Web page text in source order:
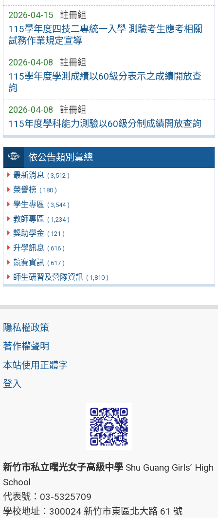
2026-04-15 註冊組
115學年度四技二專統一入學 測驗考生應考相關
試務作業規定宣導
2026-04-08 註冊組
115學年度學測成績以60級分表示之成績開放查
詢
2026-04-08 註冊組
115年度學科能力測驗以60級分制成績開放查詢
依公告類別彙總
最新消息 ( 3,512 )
榮譽榜 ( 180 )
學生專區 ( 3,544 )
教師專區 ( 1,234 )
獎助學金 ( 121 )
升學訊息 ( 616 )
競賽資訊 ( 617 )
師生研習及營隊資訊 ( 1,810 )
隱私權政策
著作權聲明
本站使用正體字
登入
新竹市私立曙光女子高級中學 Shu Guang Girls’ High
School
代表號：03-5325709
學校地址：300024 新竹市東區北大路 61 號